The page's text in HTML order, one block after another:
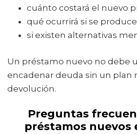
cuánto costará el nuevo
qué ocurrirá si se
si existen alternativas
Un préstamo nuevo no debe
encadenar deuda sin un plan
devolución.
Preguntas
préstamos nuevos